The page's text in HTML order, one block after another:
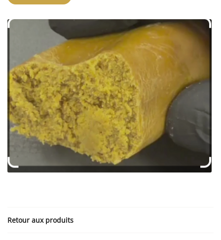
CBD
PRODUITS VAPE
Une question ?
02 34 44 58 93
Retour aux produits